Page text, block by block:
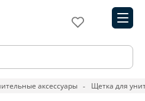
аксессуары Щетка для